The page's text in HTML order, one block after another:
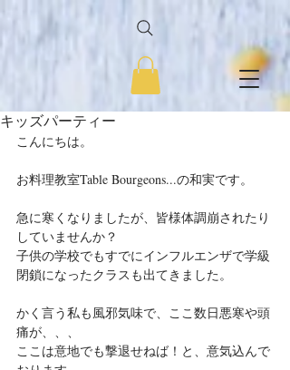
キッズパーティー
こんにちは。
お料理教室Table Bourgeons...の和実です。
急に寒くなりましたが、皆様体調崩されたり
していませんか？
子供の学校でもすでにインフルエンザで学級
閉鎖になったクラスも出てきました。
かく言う私も風邪気味で、ここ数日悪寒や頭
痛が、、、
ここは意地でも撃退せねば！と、意気込んで